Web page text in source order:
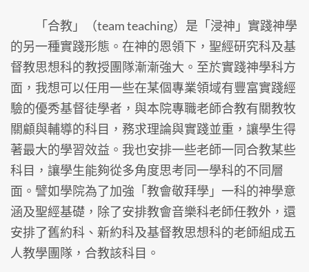
「合教」（team teaching）是「浸神」實踐神學
的另一種實踐形態。在神的恩領下，聖經研究科及基
督教思想科的教授團隊漸漸強大。至於實踐神學科方
面，我想可以任用一些在某個專業領域有豐富實踐經
驗的優秀基督徒學者，與本院專職老師合教有關教牧
關顧與輔導的科目，務求理論與實踐並重，讓學生得
著最大的學習效益。我也安排一些老師一同合教某些
科目，讓學生能夠從多角度思考同一學科的不同層
面。譬如學院為了加強「教會敬拜學」一科的神學意
涵及聖經基礎，除了安排教會音樂科老師任教外，還
安排了舊約科、新約科及基督教思想科的老師組成五
人教學團隊，合教該科目。